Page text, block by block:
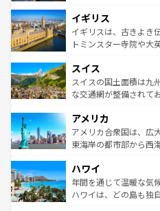
いる。シャンパンの発
香り高いラベンダー畑
らに、パリ以外の地域
れる地方に足を運ぶと
きるだろう。
を参照してほしい。
顔を持つこの国は、ど
ルリンの文化的活気、
してライン川沿いのワ
は、お酒好きな人にはぜひ体
ドイツ情報はコンテン
イギリス
イギリスは、古きよき
トミンスター寺院や大
リアごとに異なる魅力
ティー、ビール好きに
戦など、本場だからこ
ンツ一覧を参照してほし
スイス
スイスの国土面積は九
な交通網が整備されて
の建物がそのまま残る
博物館もあり、アルプ
ことができる。国民の
ば市内交通費無料で観光を
着のスイス情報はコン
アメリカ
アメリカ合衆国は、広
東海岸の都市部から西
のような巨大都市は、
ンメントが詰まった刺
西部には大自然が広が
ハワイ
年間を通じて温暖な気
ハワイは、どの島も独